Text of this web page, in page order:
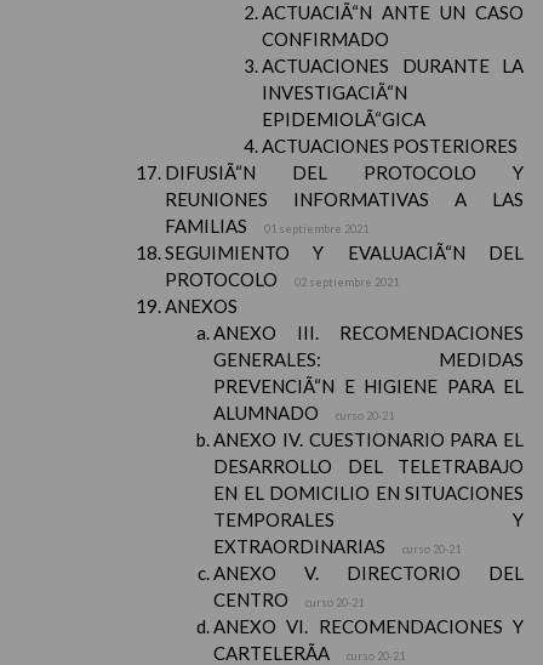
ACTUACIÃ“N ANTE UN CASO
CONFIRMADO
ACTUACIONES DURANTE LA
INVESTIGACIÃ“N
EPIDEMIOLÃ“GICA
ACTUACIONES POSTERIORES
DIFUSIÃ“N DEL PROTOCOLO Y
REUNIONES INFORMATIVAS A LAS
FAMILIAS
01 septiembre 2021
SEGUIMIENTO Y EVALUACIÃ“N DEL
PROTOCOLO
02 septiembre 2021
ANEXOS
ANEXO III. RECOMENDACIONES
GENERALES: MEDIDAS
PREVENCIÃ“N E HIGIENE PARA EL
ALUMNADO
curso 20-21
ANEXO IV. CUESTIONARIO PARA EL
DESARROLLO DEL TELETRABAJO
EN EL DOMICILIO EN SITUACIONES
TEMPORALES Y
EXTRAORDINARIAS
curso 20-21
ANEXO V. DIRECTORIO DEL
CENTRO
curso 20-21
ANEXO VI. RECOMENDACIONES Y
CARTELERÃA
curso 20-21